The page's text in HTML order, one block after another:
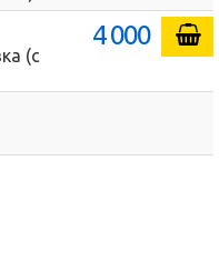
(с
4 000